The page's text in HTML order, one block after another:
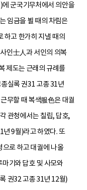
군국기무처에서 의안을
임금을 뵐 때의 차림은
고 한가히 지낼 때의
인士人과 서인의 의복
제도는 근래의 규례를
실록 권31 고종 31년
무할 때 복색服色은 대궐
관청에서는 칠립, 답호,
년 9월)라고 하였다. 또
로 하고 대궐에 나올
기와 답호 및 사모와
권32 고종 31년 12월)